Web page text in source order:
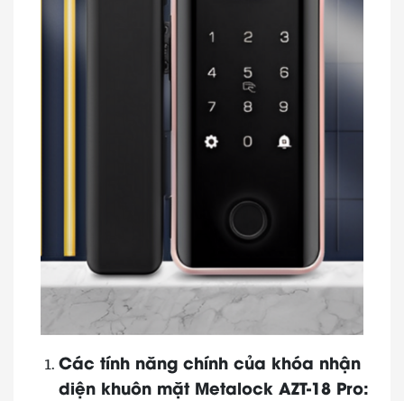
Các tính năng chính của khóa nhận
diện khuôn mặt Metalock AZT-18 Pro: